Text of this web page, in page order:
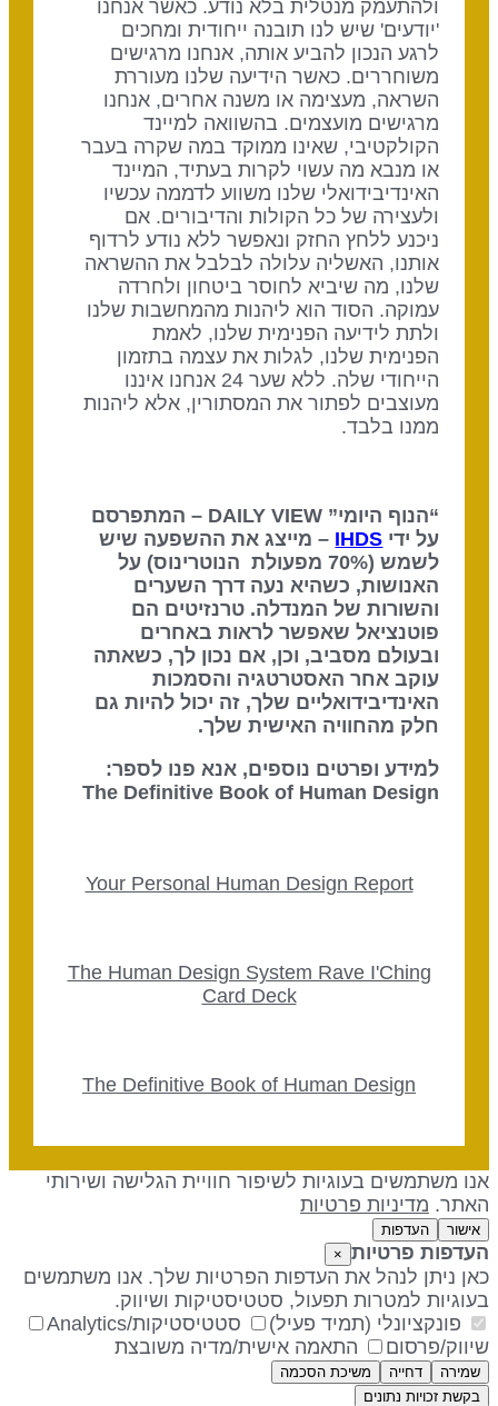
ולהתעמק מנטלית בלא נודע. כאשר אנחנו
'יודעים' שיש לנו תובנה ייחודית ומחכים
לרגע הנכון להביע אותה, אנחנו מרגישים
משוחררים. כאשר הידיעה שלנו מעוררת
השראה, מעצימה או משנה אחרים, אנחנו
מרגישים מועצמים. בהשוואה למיינד
הקולקטיבי, שאינו ממוקד במה שקרה בעבר
או מנבא מה עשוי לקרות בעתיד, המיינד
האינדיבידואלי שלנו משווע לדממה עכשיו
ולעצירה של כל הקולות והדיבורים. אם
ניכנע ללחץ החזק ונאפשר ללא נודע לרדוף
אותנו, האשליה עלולה לבלבל את ההשראה
שלנו, מה שיביא לחוסר ביטחון ולחרדה
עמוקה. הסוד הוא ליהנות מהמחשבות שלנו
ולתת לידיעה הפנימית שלנו, לאמת
הפנימית שלנו, לגלות את עצמה בתזמון
הייחודי שלה. ללא שער 24 אנחנו איננו
מעוצבים לפתור את המסתורין, אלא ליהנות
ממנו בלבד.
“הנוף היומי” DAILY VIEW – המתפרסם
על ידיIHDS – מייצג את ההשפעה שיש
לשמש (70% מפעולת הנוטרינוס) על
האנושות, כשהיא נעה דרך השערים
והשורות של המנדלה. טרנזיטים הם
פוטנציאל שאפשר לראות באחרים
ובעולם מסביב, וכן, אם נכון לך, כשאתה
עוקב אחר האסטרטגיה והסמכות
האינדיבידואליים שלך, זה יכול להיות גם
חלק מהחוויה האישית שלך.
למידע ופרטים נוספים, אנא פנו לספר:
The Definitive Book of Human Design
Your Personal Human Design Report
The Human Design System Rave I'Ching
Card Deck
The Definitive Book of Human Design
משתמשים בעוגיות לשיפור חוויית הגלישה ושירותי
מדיניות פרטיות
אישור העדפות
פרטיות ×
ניתן לנהל את העדפות הפרטיות שלך. אנו משתמשים
למטרות תפעול, סטטיסטיקות ושיווק.
פונקציונלי (תמיד פעיל)
סטטיסטיקות/Analytics
פרסום
התאמה אישית/מדיה משובצת
שמירה דחייה
משיכת הסכמה
בקשת זכויות נתונים